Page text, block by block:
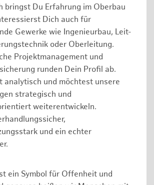
bringst Du Erfahrung im Oberbau
Dich auch für
Gewerke wie Ingenieurbau, Leit-
oder Oberleitung.
Projektmanagement und
runden Dein Profil ab.
analytisch und möchtest unsere
strategisch und
weiterentwickeln.
und ein echter
ein Symbol für Offenheit und